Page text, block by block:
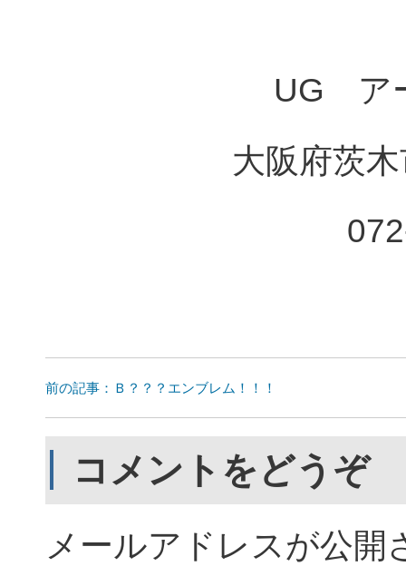
UG ア
大阪府茨
前の記事：Ｂ？？？エンブレム！！！
コメントをどうぞ
メールアドレスが公